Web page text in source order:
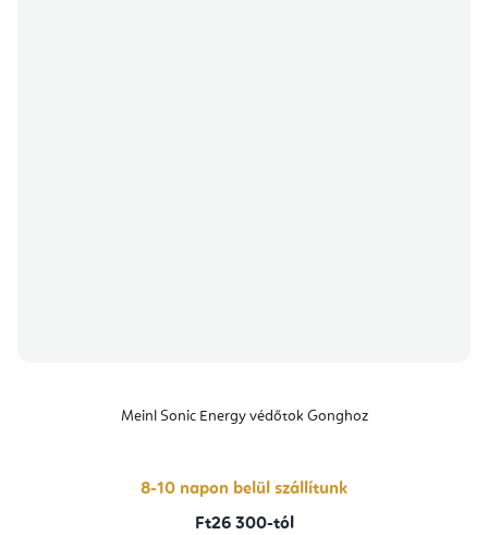
Meinl Sonic Energy védőtok Gonghoz
8-10 napon belül szállítunk
Ft26 300-tól